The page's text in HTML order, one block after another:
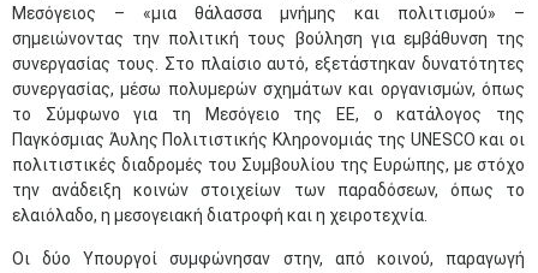
Μεσόγειος – «μια θάλασσα μνήμης και πολιτισμού» –
σημειώνοντας την πολιτική τους βούληση για εμβάθυνση της
συνεργασίας τους. Στο πλαίσιο αυτό, εξετάστηκαν δυνατότητες
συνεργασίας, μέσω πολυμερών σχημάτων και οργανισμών, όπως
το Σύμφωνο για τη Μεσόγειο της ΕΕ, ο κατάλογος της
Παγκόσμιας Άυλης Πολιτιστικής Κληρονομιάς της UNESCO και οι
πολιτιστικές διαδρομές του Συμβουλίου της Ευρώπης, με στόχο
την ανάδειξη κοινών στοιχείων των παραδόσεων, όπως το
ελαιόλαδο, η μεσογειακή διατροφή και η χειροτεχνία.
Οι δύο Υπουργοί συμφώνησαν στην, από κοινού, παραγωγή